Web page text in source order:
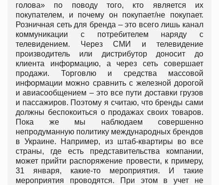
голова» по поводу того, кто является их
покупателем, и почему он покупает/не покупает.
Розничная сеть для бренда – это всего лишь канал
коммуникации с потребителем наряду с
телевидением. Через СМИ и телевидение
производитель или дистрибутор доносит до
клиента информацию, а через сеть совершает
продажи. Торговлю и средства массовой
информации можно сравнить с железной дорогой
и авиасообщением – это все пути доставки грузов
и пассажиров. Поэтому я считаю, что бренды сами
должны беспокоиться о продажах своих товаров.
Пока же мы наблюдаем совершенно
непродуманную политику международных брендов
в Украине. Например, из штаб-квартиры во все
страны, где есть представительства компании,
может прийти распоряжение провести, к примеру,
31 января, какие-то мероприятия. И такие
мероприятия проводятся. При этом в учет не